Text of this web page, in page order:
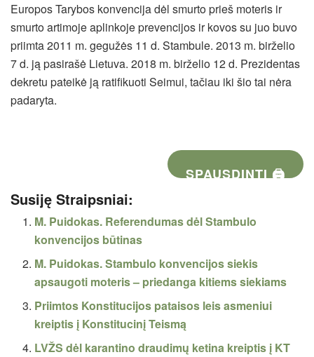
Europos Tarybos konvencija dėl smurto prieš moteris ir
smurto artimoje aplinkoje prevencijos ir kovos su juo buvo
priimta 2011 m. gegužės 11 d. Stambule. 2013 m. birželio
7 d. ją pasirašė Lietuva. 2018 m. birželio 12 d. Prezidentas
dekretu pateikė ją ratifikuoti Seimui, tačiau iki šio tai nėra
padaryta.
SPAUSDINTI 🖨
Susiję Straipsniai:
M. Puidokas. Referendumas dėl Stambulo
konvencijos būtinas
M. Puidokas. Stambulo konvencijos siekis
apsaugoti moteris – priedanga kitiems siekiams
Priimtos Konstitucijos pataisos leis asmeniui
kreiptis į Konstitucinį Teismą
LVŽS dėl karantino draudimų ketina kreiptis į KT